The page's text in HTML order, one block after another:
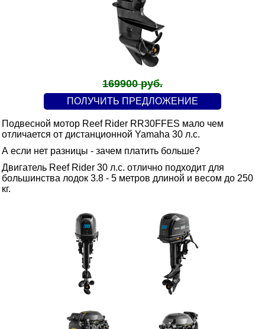
169900 руб.
ПОЛУЧИТЬ ПРЕДЛОЖЕНИЕ
Подвесной мотор Reef Rider RR30FFES мало чем
отличается от дистанционной Yamaha 30 л.с.
А если нет разницы - зачем платить больше?
Двигатель Reef Rider 30 л.с. отлично подходит для
большинства лодок 3.8 - 5 метров длиной и весом до 250
кг.